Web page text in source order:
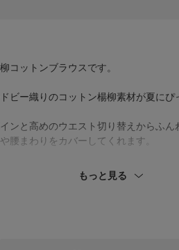
コットンブラウスです。
ビー織りのコットン楊柳素材が夏にぴ
ンと高めのウエスト切り替えからふん
腰まわりをカバーしてくれます。
パンツを合わせた、大人カジュアルコ
もっと見る